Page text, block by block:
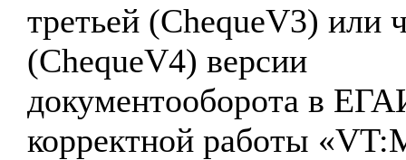
третьей (ChequeV3) или
(ChequeV4) версии
документооборота в
корректной работы